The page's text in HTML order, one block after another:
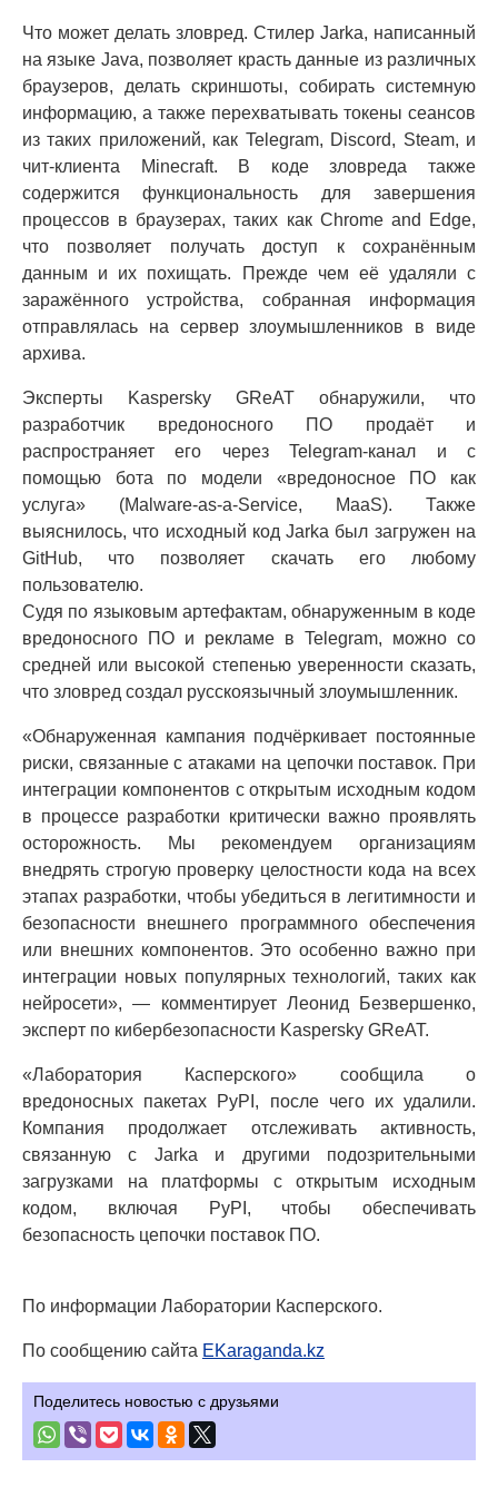
Что может делать зловред. Стилер Jarka, написанный
на языке Java, позволяет красть данные из различных
браузеров, делать скриншоты, собирать системную
информацию, а также перехватывать токены сеансов
из таких приложений, как Telegram, Discord, Steam, и
чит-клиента Minecraft. В коде зловреда также
содержится функциональность для завершения
процессов в браузерах, таких как Chrome and Edge,
что позволяет получать доступ к сохранённым
данным и их похищать. Прежде чем её удаляли с
заражённого устройства, собранная информация
отправлялась на сервер злоумышленников в виде
архива.
Эксперты Kaspersky GReAT обнаружили, что
разработчик вредоносного ПО продаёт и
распространяет его через Telegram-канал и с
помощью бота по модели «вредоносное ПО как
услуга» (Malware-as-a-Service, MaaS). Также
выяснилось, что исходный код Jarka был загружен на
GitHub, что позволяет скачать его любому
пользователю.
Судя по языковым артефактам, обнаруженным в коде
вредоносного ПО и рекламе в Telegram, можно со
средней или высокой степенью уверенности сказать,
что зловред создал русскоязычный злоумышленник.
«Обнаруженная кампания подчёркивает постоянные
риски, связанные с атаками на цепочки поставок. При
интеграции компонентов с открытым исходным кодом
в процессе разработки критически важно проявлять
осторожность. Мы рекомендуем организациям
внедрять строгую проверку целостности кода на всех
этапах разработки, чтобы убедиться в легитимности и
безопасности внешнего программного обеспечения
или внешних компонентов. Это особенно важно при
интеграции новых популярных технологий, таких как
нейросети», — комментирует Леонид Безвершенко,
эксперт по кибербезопасности Kaspersky GReAT.
«Лаборатория Касперского» сообщила о
вредоносных пакетах PyPI, после чего их удалили.
Компания продолжает отслеживать активность,
связанную с Jarka и другими подозрительными
загрузками на платформы с открытым исходным
кодом, включая PyPI, чтобы обеспечивать
безопасность цепочки поставок ПО.
По информации Лаборатории Касперского.
По сообщению сайта EKaraganda.kz
Поделитесь новостью с друзьями